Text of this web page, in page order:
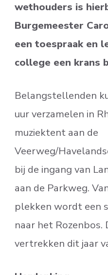
wethouders is
Burgemeester
een toespraak en
college een krans
Belangstellenden
uur verzamelen in
muziektent aan de
Veerweg/
bij de ingang van
aan de Parkweg.
plekken wordt een
naar het Rozenbos.
vertrekken dit jaar